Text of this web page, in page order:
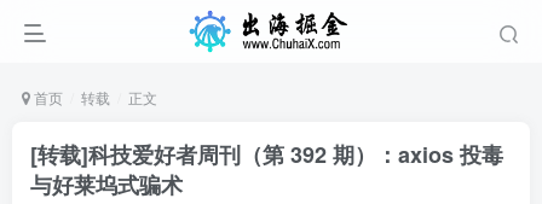
首页 转载 正文
[转载]科技爱好者周刊（第 392 期）：axios 投毒
与好莱坞式骗术